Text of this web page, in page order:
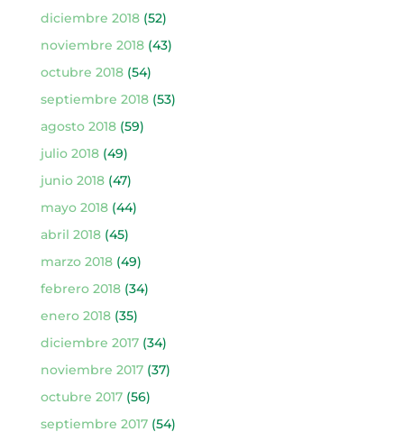
diciembre 2018(52)
noviembre 2018(43)
octubre 2018(54)
septiembre 2018(53)
agosto 2018(59)
julio 2018(49)
junio 2018(47)
mayo 2018(44)
abril 2018(45)
marzo 2018(49)
febrero 2018(34)
enero 2018(35)
diciembre 2017(34)
noviembre 2017(37)
octubre 2017(56)
septiembre 2017(54)